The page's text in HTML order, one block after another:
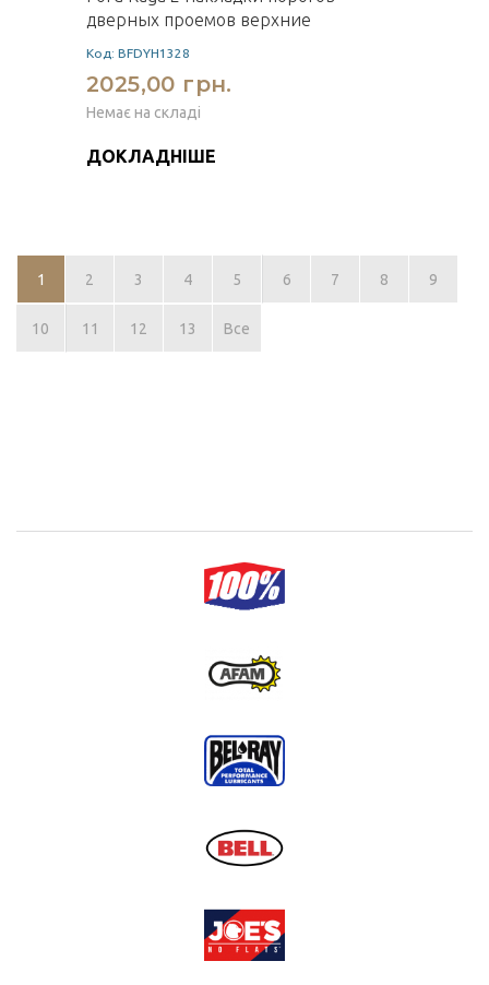
дверных проемов верхние
Код: BFDYH1328
2025,00 грн.
Немає на складі
ДОКЛАДНІШЕ
1 2 3 4 5 6 7 8 9
10 11 12 13 Все